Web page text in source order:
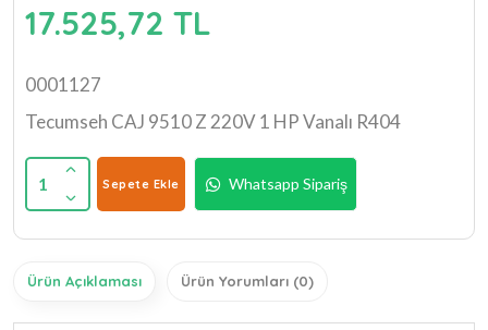
17.525,72 TL
0001127
Tecumseh CAJ 9510 Z 220V 1 HP Vanalı R404
1 Sepete Ekle Whatsapp Sipariş
Ürün Açıklaması Ürün Yorumları (0)